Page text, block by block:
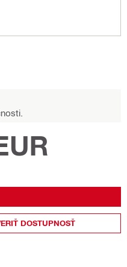
DOSTUPNOSŤ